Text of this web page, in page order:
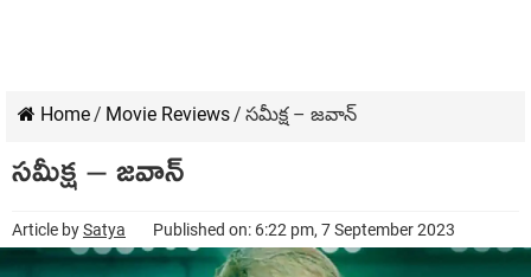
Home/ Movie Reviews/ సమీక్ష – జవాన్
సమీక్ష – జవాన్
Article bySatya Published on: 6:22 pm, 7 September 2023